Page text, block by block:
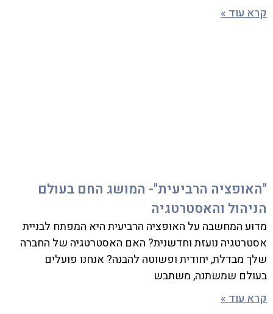
קרא עוד »
"האופציה הרביעית"- המושג החם בעולם
הניהול והאסטרטגיה
מדוע המחשבה על האופציה הרביעית היא המפתח לבניית
אסטרטגיה נועזת וחדשנית? האם האסטרטגיה של החברה
שלך מבדלת, יחודית ופשוטה להבנה? אנחנו פועלים
בעולם שמשתנה, משתבש
קרא עוד »